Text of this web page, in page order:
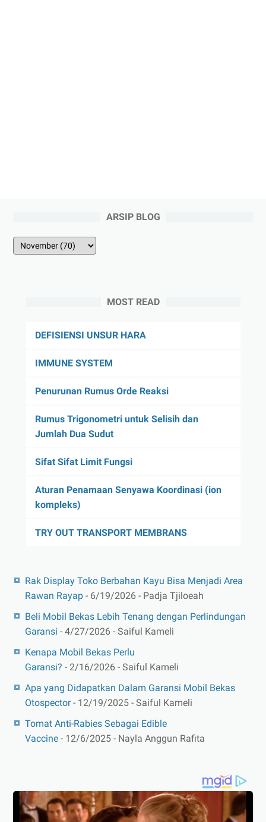
ARSIP BLOG
MOST READ
DEFISIENSI UNSUR HARA
IMMUNE SYSTEM
Penurunan Rumus Orde Reaksi
Rumus Trigonometri untuk Selisih dan
Jumlah Dua Sudut
Sifat Sifat Limit Fungsi
Aturan Penamaan Senyawa Koordinasi (ion
kompleks)
TRY OUT TRANSPORT MEMBRANS
Rak Display Toko Berbahan Kayu Bisa Menjadi Area
Rawan Rayap - 6/19/2026 - Padja Tjiloeah
Beli Mobil Bekas Lebih Tenang dengan Perlindungan
Garansi - 4/27/2026 - Saiful Kameli
Kenapa Mobil Bekas Perlu
Garansi? - 2/16/2026 - Saiful Kameli
Apa yang Didapatkan Dalam Garansi Mobil Bekas
Otospector- 12/19/2025 - Saiful Kameli
Tomat Anti-Rabies Sebagai Edible
Vaccine - 12/6/2025 - Nayla Anggun Rafita